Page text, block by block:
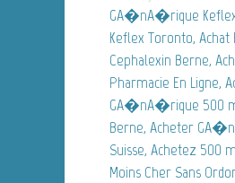
GA�nA�rique
Keflex Toronto,
Cephalexin Berne,
Pharmacie En Ligne,
GA�nA�rique 500
Berne, Acheter
Suisse, Achetez 500
Moins Cher Sans